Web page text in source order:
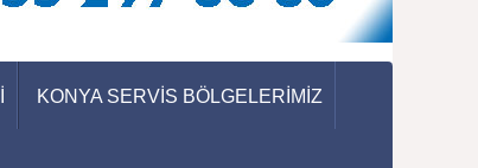
KONYA SERVİS BÖLGELERİMİZ